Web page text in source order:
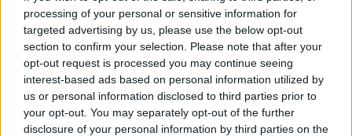
processing of your personal or sensitive information for
targeted advertising by us, please use the below opt-out
section to confirm your selection. Please note that after your
opt-out request is processed you may continue seeing
interest-based ads based on personal information utilized by
us or personal information disclosed to third parties prior to
your opt-out. You may separately opt-out of the further
disclosure of your personal information by third parties on the